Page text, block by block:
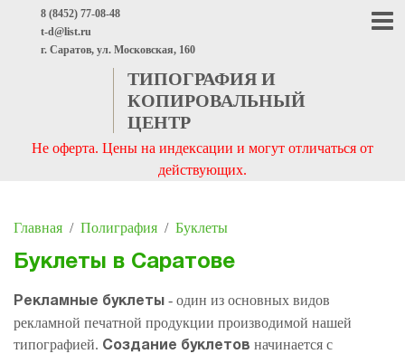
ТИПОГРАФИЯ И
КОПИРОВАЛЬНЫЙ
ЦЕНТР
8 (8452) 77-08-48
t-d@list.ru
г. Саратов, ул. Московская, 160
Не оферта. Цены на индексации и могут отличаться от
действующих.
ПЕЧАТЬ
Главная / Полиграфия / Буклеты
Буклеты в Саратове
Рекламные буклеты - один из основных видов
рекламной печатной продукции производимой нашей
типографией. Создание буклетов начинается с